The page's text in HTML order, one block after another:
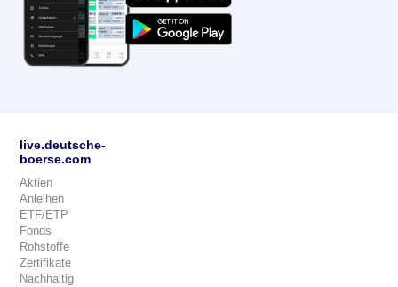
live.deutsche-
boerse.com
Aktien
Anleihen
ETF/ETP
Fonds
Rohstoffe
Zertifikate
Nachhaltig